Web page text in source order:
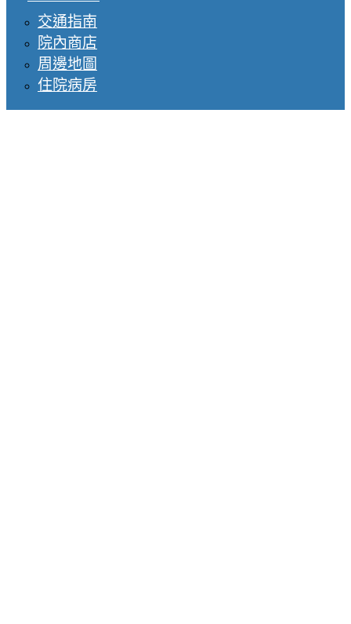
交通指南
院內商店
周邊地圖
住院病房